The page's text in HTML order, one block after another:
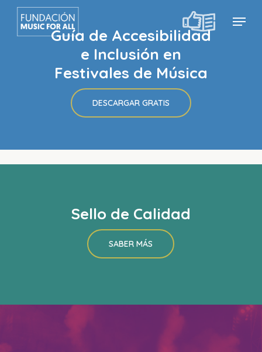
Skip
main
Menu
Guía de Accesibilidad
e Inclusión en
Festivales de Música
DESCARGAR GRATIS
Sello de Calidad
SABER MÁS